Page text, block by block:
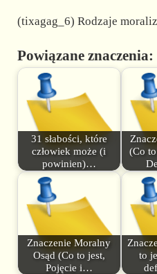
(tixagag_6) Rodzaje
Powiązane znaczenia:
31 słabości, które
człowiek może (i
powinien)…
(Co
Znaczenie Moralny
Osąd (Co to jest,
Pojęcie i…
to